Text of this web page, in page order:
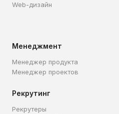
Web-дизайн
Менеджмент
Менеджер продукта
Менеджер проектов
Рекрутинг
Рекрутеры